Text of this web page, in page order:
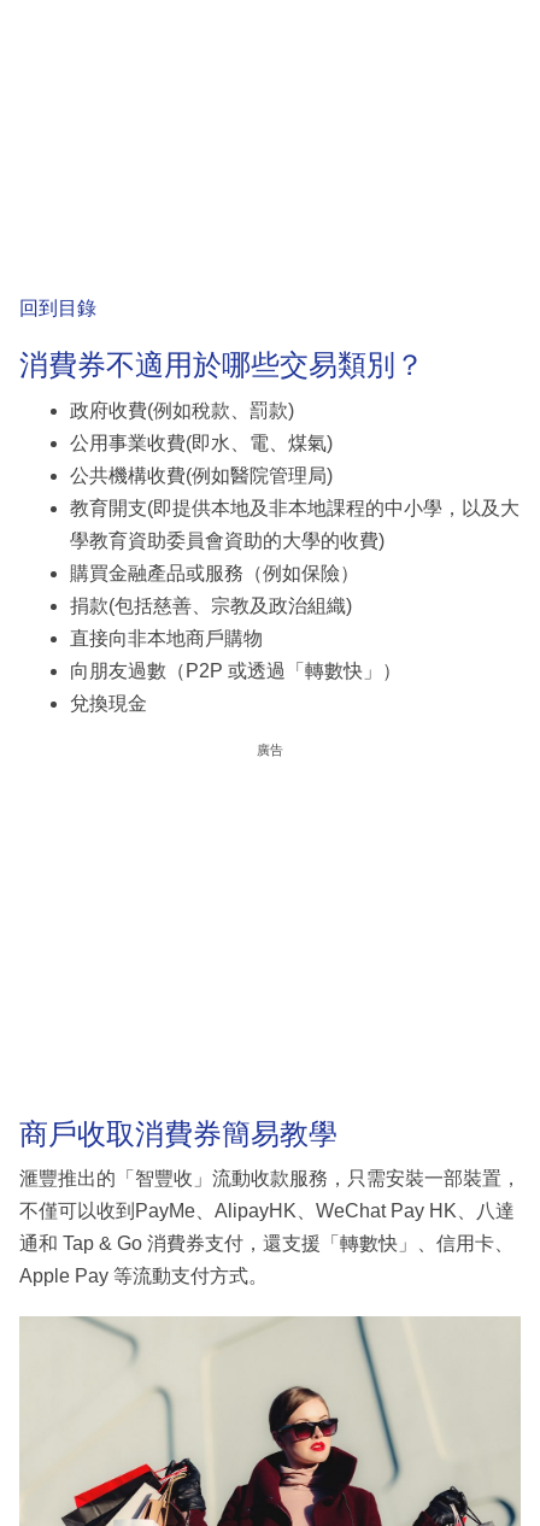
回到目錄
消費券不適用於哪些交易類別？
政府收費(例如稅款、罰款)
公用事業收費(即水、電、煤氣)
公共機構收費(例如醫院管理局)
教育開支(即提供本地及非本地課程的中小學，以及大
學教育資助委員會資助的大學的收費)
購買金融產品或服務（例如保險）
捐款(包括慈善、宗教及政治組織)
直接向非本地商戶購物
向朋友過數（P2P 或透過「轉數快」）
兌換現金
廣告
商戶收取消費券簡易教學
滙豐推出的「智豐收」流動收款服務，只需安裝一部裝置，
不僅可以收到PayMe、AlipayHK、WeChat Pay HK、八達
通和 Tap & Go 消費券支付，還支援「轉數快」、信用卡、
Apple Pay 等流動支付方式。